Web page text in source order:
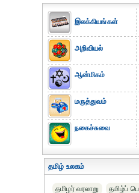
இலக்கியங்கள்
அறிவியல்
ஆன்மிகம்
மருத்துவம்
நகைச்சுவை
தமிழ் உலகம்
தமிழர் வரலாறு
தமிழ்ப்